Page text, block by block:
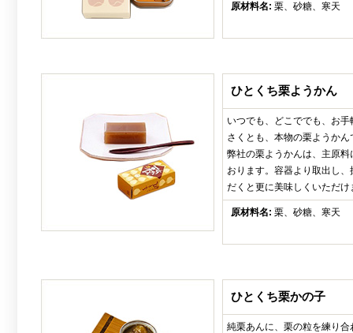
原材料名: 栗、砂糖、寒天
ひとくち栗ようかん
いつでも、どこででも、お
さくとも、本物の栗ようかん
弊社の栗ようかんは、主原
おります。容器より取出し
だくと更に美味しくいただけ
原材料名: 栗、砂糖、寒天
ひとくち栗かの子
純栗あんに、栗の粒を練り